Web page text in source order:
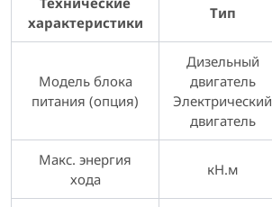
характеристики
Тип
Модель блока
питания (опция)
Дизельный
двигатель
Электрический
двигатель
Макс. энергия
хода
кН.м